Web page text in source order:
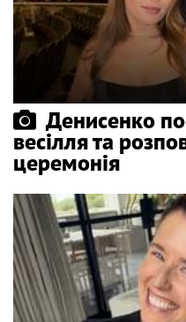
Денисенко
весілля та
церемонія